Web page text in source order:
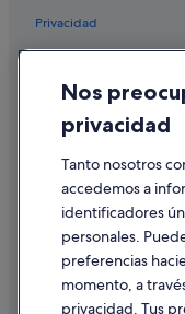
Privacidad
Condiciones de uso
Información legal/contacto
Pautas sobre el
Ayuda
Cancelar un vuelo
Nos
privacidad
Tanto nosotros
accedemos a
identificadores
personales.
preferencias
momento, a
privacidad. Tus